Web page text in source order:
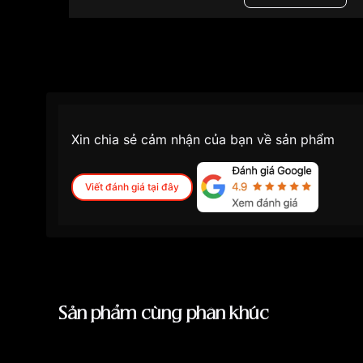
Xin chia sẻ cảm nhận của bạn về sản phẩm
Viết đánh giá tại đây
Sản phẩm cùng phân khúc